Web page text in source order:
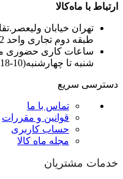
ارتباط با ماه‌کالا
تهران خیابان
طبقه دوم تجاری واحد 10119.2
ساعات کاری حضوری
شنبه تا چهارشنبه(10-18) پنج شنبه(10-14)
دسترسی سریع
تماس با ما
قوانین و مقررات
حساب کاربری
مجله ماه کالا
خدمات مشتریان